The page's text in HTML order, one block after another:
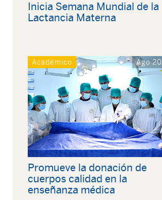
Inicia Semana Mundial de la
Lactancia Materna
Académico Ago
Promueve la donación de
cuerpos calidad en la
enseñanza médica